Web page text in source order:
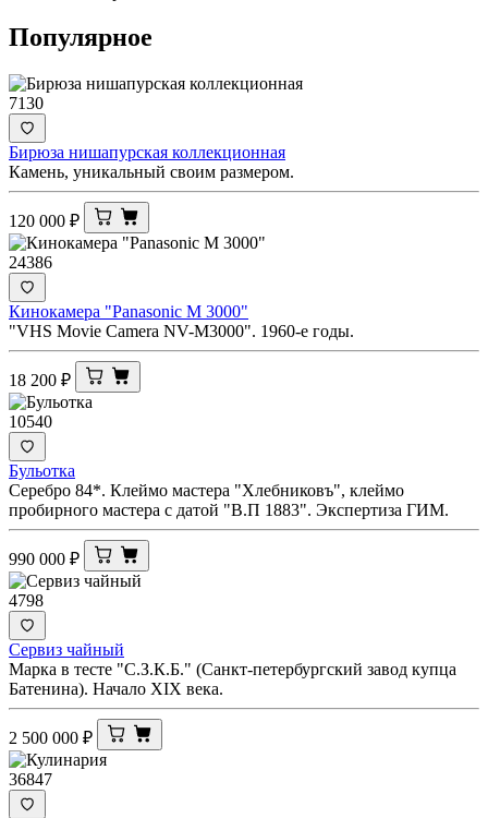
Популярное
7130
Бирюза нишапурская коллекционная
Камень, уникальный своим размером.
120 000 ₽
24386
Кинокамера "Panasonic M 3000"
"VHS Movie Camera NV-M3000". 1960-е годы.
18 200 ₽
10540
Бульотка
Серебро 84*. Клеймо мастера "Хлебниковъ", клеймо
пробирного мастера с датой "В.П 1883". Экспертиза ГИМ.
990 000 ₽
4798
Сервиз чайный
Марка в тесте "С.З.К.Б." (Санкт-петербургский завод купца
Батенина). Начало XIX века.
2 500 000 ₽
36847